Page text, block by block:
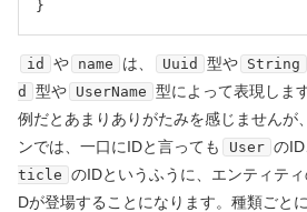
id や name は、 Uuid 型や String
d
型や UserName 型によって表現しま
例だとあまりありがたみを感じませんが
ンでは、一口にIDと言っても
User のID
ticle のIDというふうに、エンティテ
Dが登場することになります。種類ごと